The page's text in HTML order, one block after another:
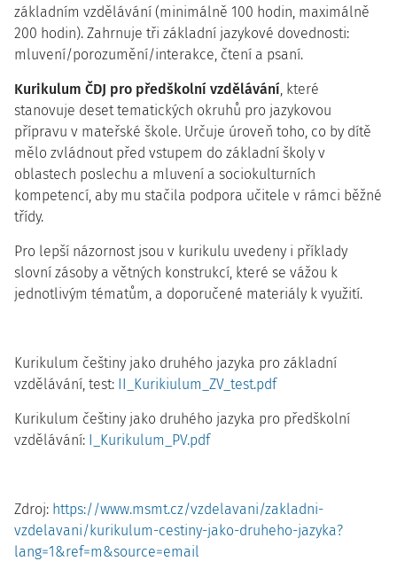
základním vzdělávání (minimálně 100 hodin, maximálně
200 hodin). Zahrnuje tři základní jazykové dovednosti:
mluvení/porozumění/interakce, čtení a psaní.
Kurikulum ČDJ pro předškolní vzdělávání, které
stanovuje deset tematických okruhů pro jazykovou
přípravu v mateřské škole. Určuje úroveň toho, co by dítě
mělo zvládnout před vstupem do základní školy v
oblastech poslechu a mluvení a sociokulturních
kompetencí, aby mu stačila podpora učitele v rámci běžné
třídy.
Pro lepší názornost jsou v kurikulu uvedeny i příklady
slovní zásoby a větných konstrukcí, které se vážou k
jednotlivým tématům, a doporučené materiály k využití.
Kurikulum češtiny jako druhého jazyka pro základní
vzdělávání, test: II_Kurikiulum_ZV_test.pdf
Kurikulum češtiny jako druhého jazyka pro předškolní
vzdělávání: I_Kurikulum_PV.pdf
Zdroj: https://www.msmt.cz/vzdelavani/zakladni-
vzdelavani/kurikulum-cestiny-jako-druheho-jazyka?
lang=1&ref=m&source=email